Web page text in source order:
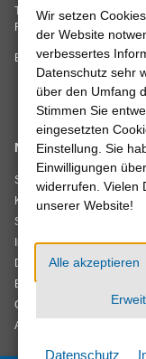
Tel. 05561 942-0
Fax 05561 942-211
E-Mail:info@stadtwerke-
Navigation
Startseite
Kontakt
Sitemap
Impressum
Datenschutz
Barrierefreiheit
Cookie-Einstellungen
AGB
Wir setzen
der Website
verbessertes
Datenschutz sehr
über den Umfang
Stimmen Sie
eingesetzten
Einstellung. Sie
Einwilligungen
widerrufen. Vielen
unserer Website!
Alle akzeptieren
Datenschutz